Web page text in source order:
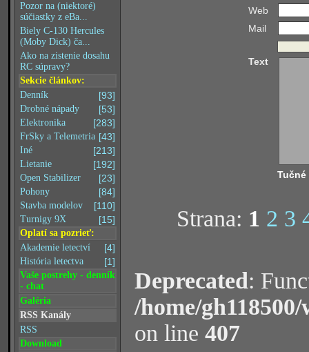
Pozor na (niektoré)
súčiastky z eBa...
Biely C-130 Hercules
(Moby Dick) ča...
Ako na zistenie dosahu
RC súpravy?
Sekcie článkov:
[93]
Denník
[53]
Drobné nápady
[283]
Elektronika
[43]
FrSky a Telemetria
[213]
Iné
[192]
Lietanie
[23]
Open Stabilizer
[84]
Pohony
[110]
Stavba modelov
[15]
Turnigy 9X
Oplatí sa pozrieť:
[4]
Akademie letectví
[1]
História letectva
Vaše postrehy - denník
- chat
Galéria
RSS Kanály
RSS
Download
Web
Mail
Text
Tučné
Strana: 1 2 3
Deprecated:
/home/
on line 407